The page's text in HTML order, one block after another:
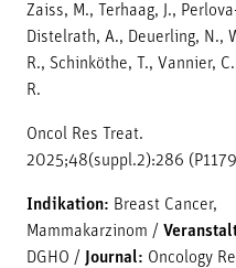
Zaiss, M., Terhaag, J.,
Distelrath, A., Deuerling, N.,
R., Schinköthe, T., Vannier,
R.
Oncol Res Treat.
2025;48(suppl.2):286
Indikation: Breast Cancer,
Mammakarzinom /
DGHO / Journal: Oncology